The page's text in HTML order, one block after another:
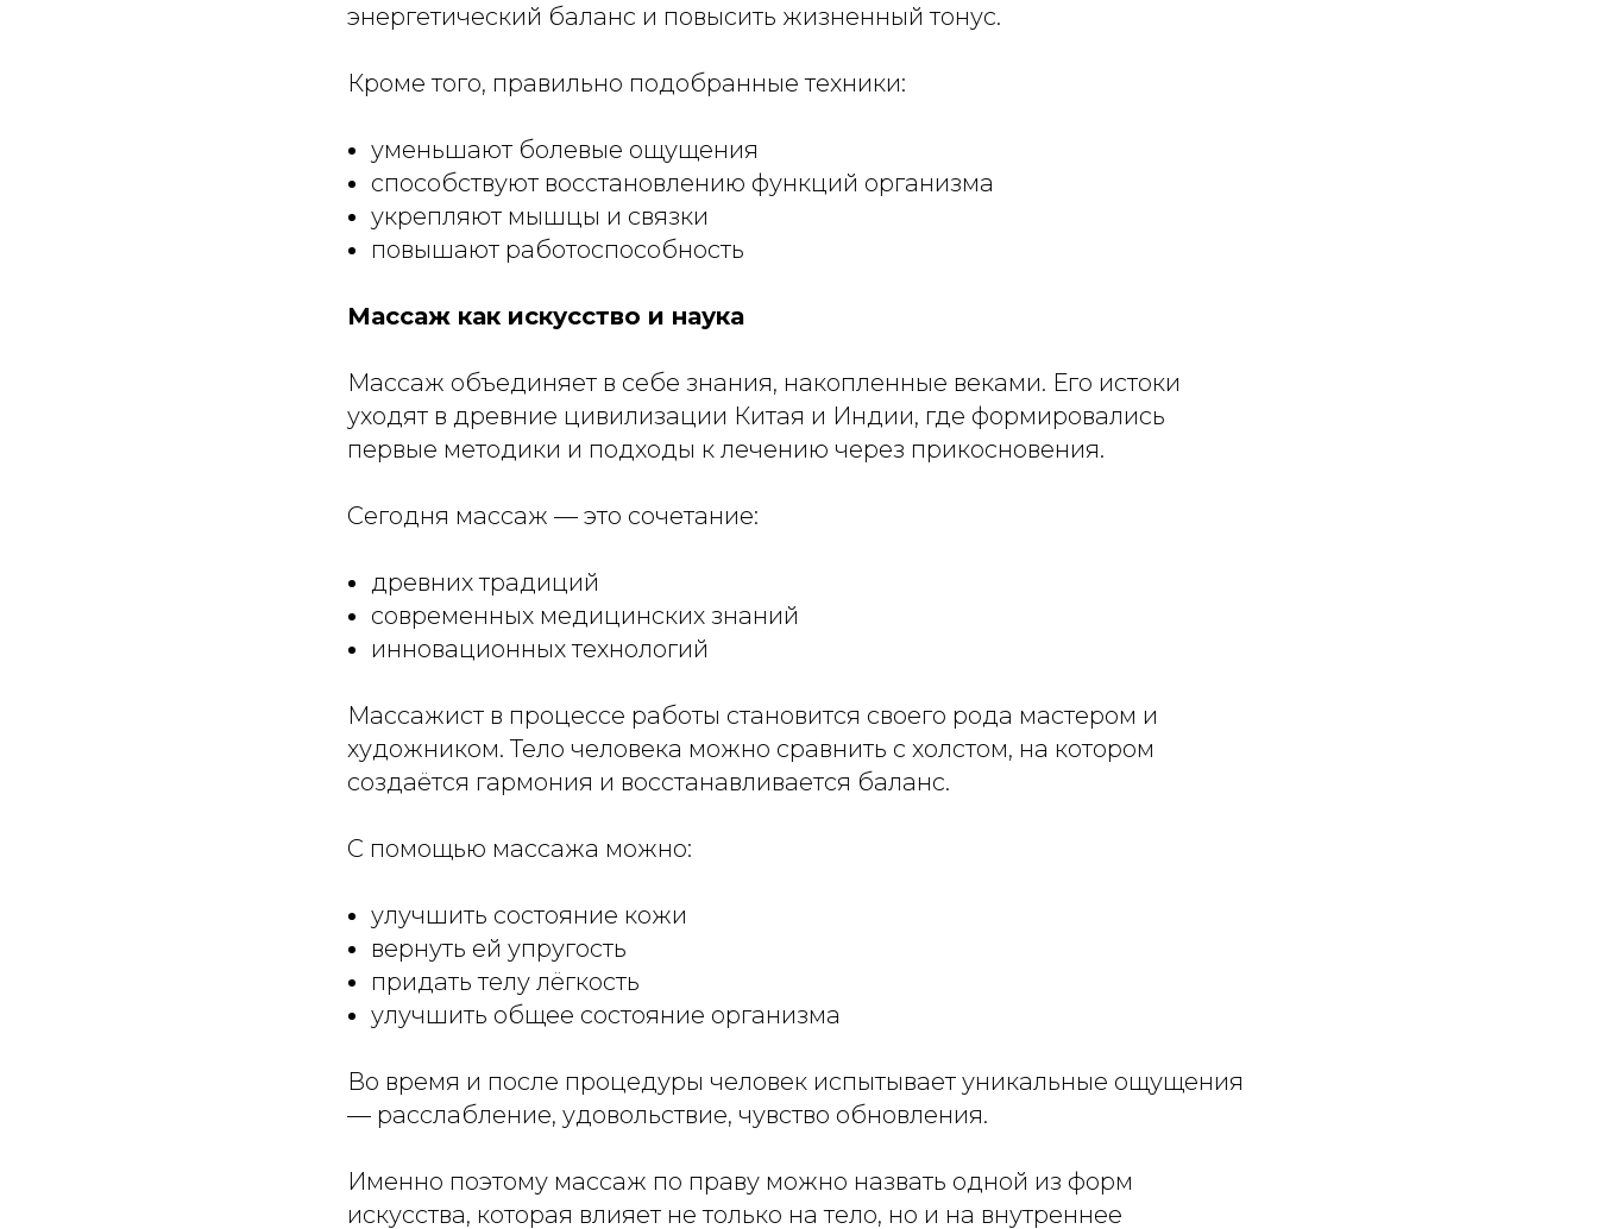
энергетический баланс и повысить жизненный тонус.
Кроме того, правильно подобранные техники:
уменьшают болевые ощущения
способствуют восстановлению функций организма
укрепляют мышцы и связки
повышают работоспособность
Массаж как искусство и наука
Массаж объединяет в себе знания, накопленные веками. Его истоки
уходят в древние цивилизации Китая и Индии, где формировались
первые методики и подходы к лечению через прикосновения.
Сегодня массаж — это сочетание:
древних традиций
современных медицинских знаний
инновационных технологий
Массажист в процессе работы становится своего рода мастером и
художником. Тело человека можно сравнить с холстом, на котором
создаётся гармония и восстанавливается баланс.
С помощью массажа можно:
улучшить состояние кожи
вернуть ей упругость
придать телу лёгкость
улучшить общее состояние организма
Во время и после процедуры человек испытывает уникальные ощущения
— расслабление, удовольствие, чувство обновления.
Именно поэтому массаж по праву можно назвать одной из форм
искусства, которая влияет не только на тело, но и на внутреннее